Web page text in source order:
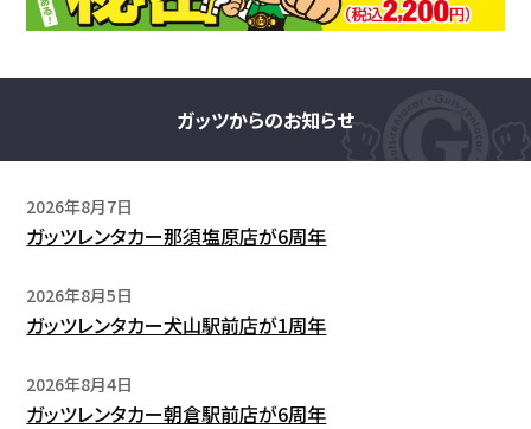
ガッツからのお知らせ
2026年8月7日
ガッツレンタカー那須塩原店が6周年
2026年8月5日
ガッツレンタカー犬山駅前店が1周年
2026年8月4日
ガッツレンタカー朝倉駅前店が6周年